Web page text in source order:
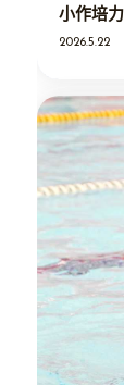
小作培
2026.5.22